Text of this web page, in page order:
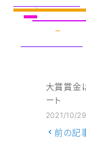
大賞賞金
ート
2021/10/29
前の記